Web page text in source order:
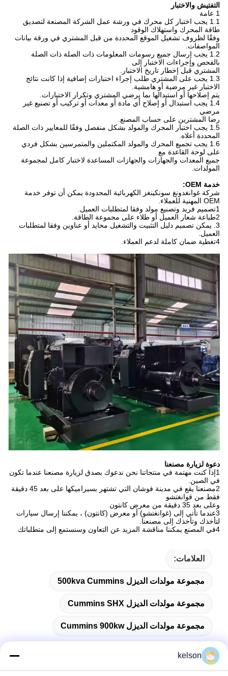
التفتيش والاختبار
1 عامة
1.1 يجب اختبار كل محرك في ورشة عمل الشركة المصنعة لتصديق
طاقة المحرك واستهلاك الوقود
وفقًا لظروف تشغيل الموقع المحددة من قبل المشتري في ورقة بيانات
المواصفات.
1.2 يجب إرسال جميع رسومات المعلومات ذات الصلة ذات الصلة
بالفحص وإجراءات الاختبار إلى
المشتري قبل إخطار تاريخ الاختبار.
1.3 يجب على المشتري طلب إجراء اختبارات إضافية إذا كانت نتائج
الاختبار غير مرضية أو هامشية.
يتم إصلاحها أو استبدالها بما يرضي المشتري وتكرار الاختبارات.
1.4 يجب استبدال أو إصلاح أي مادة أو معدات أو تركيب أو تصنيع غير
مرضي
رضا المشترين على حساب المصنع.
1.5 يجب اختبار المحرك والمولد بشكل منفصل وفقًا للمعايير ذات الصلة
المحددة أعلاه.
1.6 يجب تجميع المحرك والمولد المكتملين والمتمرسين بشكل فردي
على لوحة القاعدة مع
جميع المعدات والجهازات والجهازات المساعدة لاختبار كامل لمجموعة
المولدات.
خدمة OEM:
شركة غوانغدونغ سونكينغز الكهربائية المحدودة يمكن أن توفر خدمة
OEM المهنية للعملاء.
1تصميم فريد وتصنيع مولد وفقا لمتطلبات العميل.
2طباعة شعار العميل أو طلاء على مجموعة الطاقة.
3. يمكن تصميم دليل التثبيت والتشغيل محايد أو عناوين وفقا لمتطلبات
العميل.
4تغطية ضمان كاملة لدعم العملاء.
دعوة لزيارة مصنعنا
1إذا كنت مهتمة في منتجاتنا نحن ندعوك بصدق لزيارة مصنعنا عندما تكون
في الصين.
2مصنعنا يقع في مدينة فوشان التي تشتهر بسيراميكها على بعد 45 دقيقة
فقط من قوانغتشو
وعلى بعد 35 دقيقة من معرض كانتون
3عندما تأتي إلى (غوانغتشو) أو معرض (كانتون) ، يمكننا إرسال سيارات
لتأخذك وتأخذك إلى مصنعنا.
4في المصنع يمكننا مناقشة المزيد عن التعاون وسنستمع إلى متطلباتك
العلامات:
مجموعة مولدات الديزل 500kva Cummins
مجموعة مولدات الديزل Cummins SHX
مجموعة مولدات الديزل Cummins 900kw
kelson